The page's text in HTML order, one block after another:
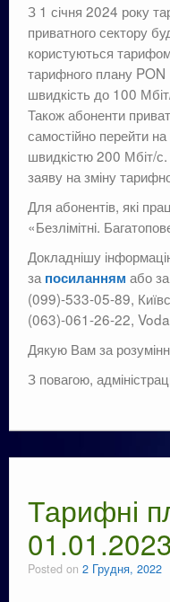
З 1 січня 2024 року
приватного сектору
користуються
тарифного плану
швидкість до 100
Також абоненти
самостійно перейти
швидкістю 200 Мбіт/
заяву на зміну
Для абонентів, які
«Безлімітні.
Докладнішу
за посиланням або
(099)-533-05-89,
(063)-061-26-22,
Дякую Вам за
З повагою,
Тарифні
Posted on 2 Грудня, 2022